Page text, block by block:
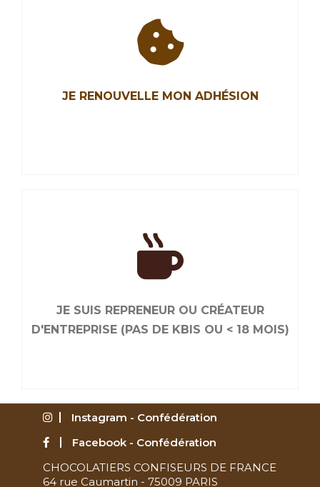
J'ADHÈRE POUR LA PREMIÈRE FOIS
pour mission de représenter la profession,
promouvoir nos métiers de chocolatiers,
JE RENOUVELLE MON ADHÉSION
JE RENOUVELLE MON ADHÉSION
sommes plus efficaces. Renouvelez maintenant
votre adhésion.
JE SUIS REPRENEUR OU CRÉATEUR
D'ENTREPRISE (PAS DE KBIS OU < 18 MOIS)
JE SUIS REPRENEUR OU CRÉATEUR
Instagram - Confédération
Facebook - Confédération
CHOCOLATIERS CONFISEURS DE FRANCE
64 rue Caumartin - 75009 PARIS